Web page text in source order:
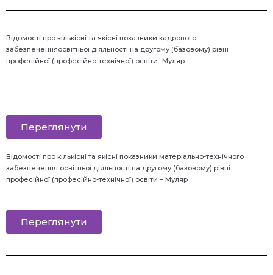
Відомості про кількісні та якісні показники кадрового
забезпеченняосвітньої діяльності на другому (базовому) рівні
професійної (професійно-технічної) освіти- Муляр
Переглянути
Відомості про кількісні та якісні показники матеріально-технічного
забезпечення освітньої діяльності на другому (базовому) рівні
професійної (професійно-технічної) освіти – Муляр
Переглянути